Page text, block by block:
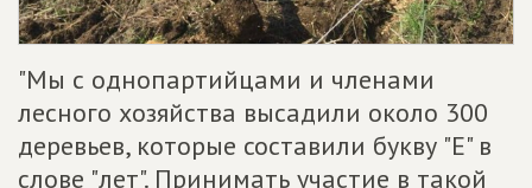
"Мы с однопартийцами и членами
лесного хозяйства высадили около 300
деревьев, которые составили букву "Е" в
слове "лет". Принимать участие в такой